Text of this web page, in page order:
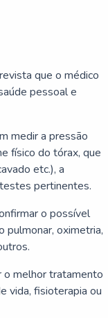
que o médico
pessoal e
medir a pressão
físico do tórax, que
etc.), a
pertinentes.
o possível
pulmonar, oximetria,
o melhor tratamento
vida, fisioterapia ou